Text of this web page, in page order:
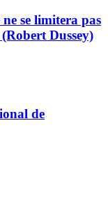
se limitera pas
Dussey)
de